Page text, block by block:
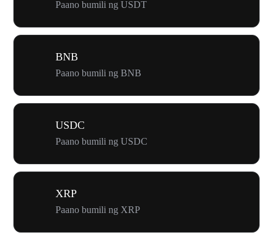
Paano bumili ng USDT
BNB
Paano bumili ng BNB
USDC
Paano bumili ng USDC
XRP
Paano bumili ng XRP